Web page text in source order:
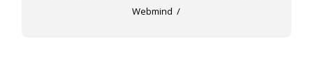
Webmind